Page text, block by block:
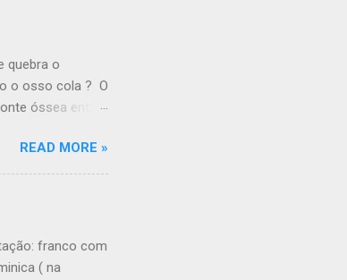
um outro túnel
quebra o
o osso cola ? O
óssea entre
perto uns dos
osso cole. Após
um osso
devemos nós
READ MORE »
franco com
( na